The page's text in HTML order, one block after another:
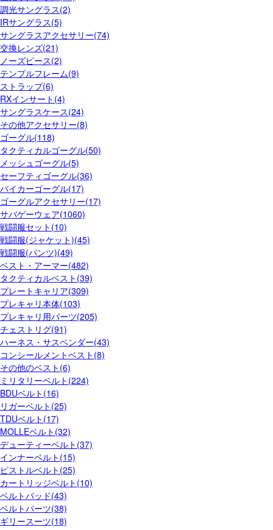
調光サングラス(2)
IRサングラス(5)
サングラスアクセサリー(74)
交換レンズ(21)
ノーズピース(2)
テンプルフレーム(9)
ストラップ(6)
RXインサート(4)
サングラスケース(24)
その他アクセサリー(8)
ゴーグル(118)
タクティカルゴーグル(50)
メッシュゴーグル(5)
セーフティゴーグル(36)
バイカーゴーグル(17)
ゴーグルアクセサリー(17)
サバゲーウェア(1060)
戦闘服セット(10)
戦闘服(ジャケット)(45)
戦闘服(パンツ)(49)
ベスト・アーマー(482)
タクティカルベスト(39)
プレートキャリア(309)
プレキャリ本体(103)
プレキャリ用パーツ(205)
チェストリグ(91)
ハーネス・サスペンダー(43)
コンシールメントベスト(8)
その他のベスト(6)
ミリタリーベルト(224)
BDUベルト(16)
リガーベルト(25)
TDUベルト(17)
MOLLEベルト(32)
デューティーベルト(37)
インナーベルト(15)
ピストルベルト(25)
カートリッジベルト(10)
ベルトパッド(43)
ベルトパーツ(38)
ギリースーツ(18)